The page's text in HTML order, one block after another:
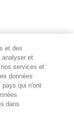
user/
et des
analyser et
services et
données
pays qui n'ont
dans